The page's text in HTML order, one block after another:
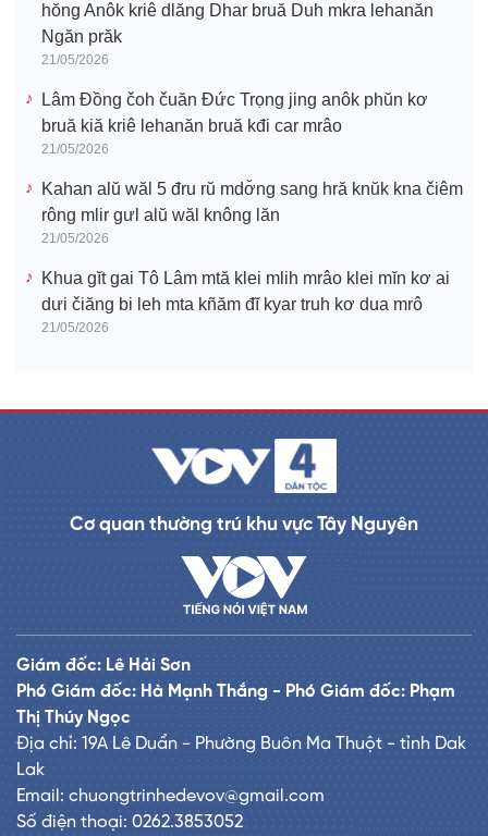
hŏng Anôk kriê dlăng Dhar bruă Duh mkra lehanăn
Ngăn prăk
21/05/2026
Lâm Đồng čoh čuăn Đức Trọng jing anôk phŭn kơ
bruă kiă kriê lehanăn bruă kđi car mrâo
21/05/2026
Kahan alŭ wăl 5 đru rŭ mdơ̆ng sang hră knŭk kna čiêm
rông mlir gưl alŭ wăl knông lăn
21/05/2026
Khua gĭt gai Tô Lâm mtă klei mlih mrâo klei mĭn kơ ai
dưi čiăng bi leh mta kñăm đĭ kyar truh kơ dua mrô
21/05/2026
Cơ quan thường trú khu vực Tây Nguyên
Giám đốc: Lê Hải Sơn
Phó Giám đốc: Hà Mạnh Thắng - Phó Giám đốc: Phạm
Thị Thúy Ngọc
Địa chỉ: 19A Lê Duẩn - Phường Buôn Ma Thuột - tỉnh Dak
Lak
Email: chuongtrinhedevov@gmail.com
Số điện thoại: 0262.3853052